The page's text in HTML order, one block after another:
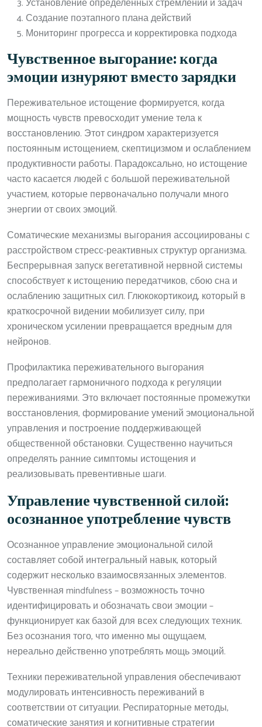
Создание поэтапного плана действий
Мониторинг прогресса и корректировка подхода
Чувственное выгорание: когда
эмоции изнуряют вместо зарядки
Переживательное истощение формируется, когда
мощность чувств превосходит умение тела к
восстановлению. Этот синдром характеризуется
постоянным истощением, скептицизмом и ослаблением
продуктивности работы. Парадоксально, но истощение
часто касается людей с большой переживательной
участием, которые первоначально получали много
энергии от своих эмоций.
Соматические механизмы выгорания ассоциированы с
расстройством стресс-реактивных структур организма.
Беспрерывная запуск вегетативной нервной системы
способствует к истощению передатчиков, сбою сна и
ослаблению защитных сил. Глюкокортикоид, который в
краткосрочной видении мобилизует силу, при
хроническом усилении превращается вредным для
нейронов.
Профилактика переживательного выгорания
предполагает гармоничного подхода к регуляции
переживаниями. Это включает постоянные промежутки
восстановления, формирование умений эмоциональной
управления и построение поддерживающей
общественной обстановки. Существенно научиться
определять ранние симптомы истощения и
реализовывать превентивные шаги.
Управление чувственной силой:
осознанное употребление чувств
Осознанное управление эмоциональной силой
составляет собой интегральный навык, который
содержит несколько взаимосвязанных элементов.
Чувственная mindfulness – возможность точно
идентифицировать и обозначать свои эмоции –
функционирует как базой для всех следующих техник.
Без осознания того, что именно мы ощущаем,
нереально действенно употреблять мощь эмоций.
Техники переживательной управления обеспечивают
модулировать интенсивность переживаний в
соответствии от ситуации. Респираторные методы,
соматические занятия и когнитивные стратегии